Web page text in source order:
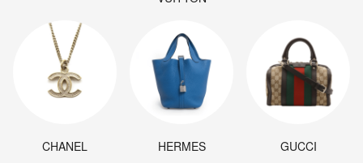
CHANEL HERMES GUCCI